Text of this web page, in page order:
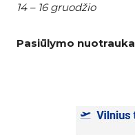
14 – 16 gruodžio
Pasiūlymo nuotrauka